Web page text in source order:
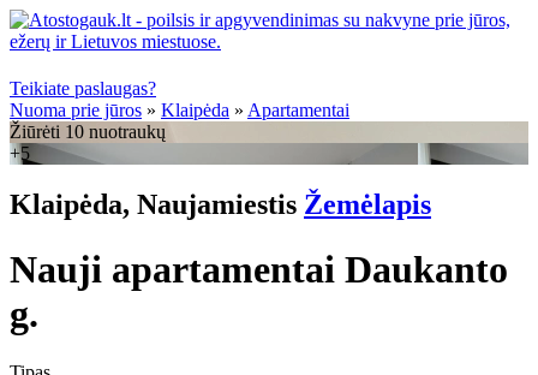
Teikiate paslaugas?
Nuoma prie jūros » Klaipėda » Apartamentai
Žiūrėti 10 nuotraukų
+5
Klaipėda, Naujamiestis Žemėlapis
Nauji apartamentai Daukanto
g.